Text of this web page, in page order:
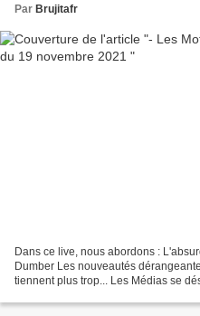
Par Brujitafr
Dans ce live, nous abordons :
Dumber Les nouveautés
tiennent plus trop... Les Médias se